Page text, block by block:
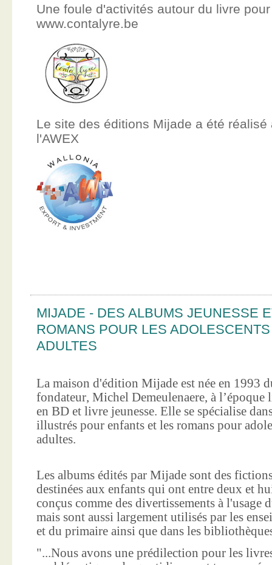
Une foule d'activités autour du livre
www.contalyre.be
Le site des éditions Mijade a été réalisé
l'AWEX
MIJADE - DES ALBUMS JEUNESSE
ROMANS POUR LES
ADULTES
La maison d'édition Mijade est née en 1993
fondateur, Michel Demeulenaere, à l’époque
en BD et livre jeunesse. Elle se spécialise
illustrés pour enfants et les romans pour
adultes.
Les albums édités par Mijade sont des
destinées aux enfants qui ont entre deux et
conçus comme des divertissements à
mais sont aussi largement utilisés par les
et du primaire ainsi que dans les
"...Nous avons une prédilection pour les